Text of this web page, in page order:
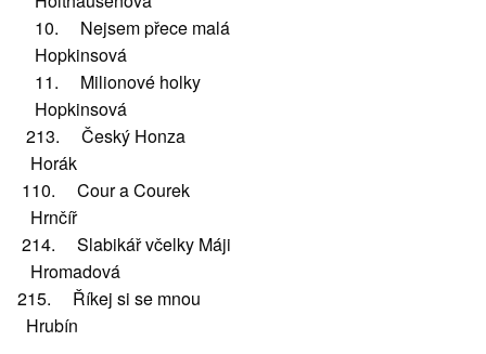
10. Nejsem přece malá
Hopkinsová
11. Milionové holky
Hopkinsová
213. Český Honza
Horák
110. Cour a Courek
Hrnčíř
214. Slabikář včelky Máji
Hromadová
215. Říkej si se mnou
Hrubín